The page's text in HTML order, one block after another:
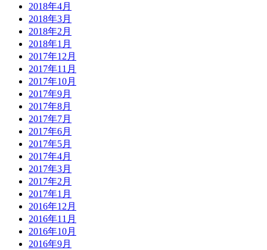
2018年4月
2018年3月
2018年2月
2018年1月
2017年12月
2017年11月
2017年10月
2017年9月
2017年8月
2017年7月
2017年6月
2017年5月
2017年4月
2017年3月
2017年2月
2017年1月
2016年12月
2016年11月
2016年10月
2016年9月